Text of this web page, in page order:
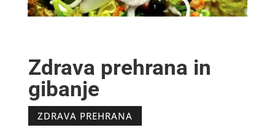
Zdrava prehrana in
gibanje
ZDRAVA PREHRANA